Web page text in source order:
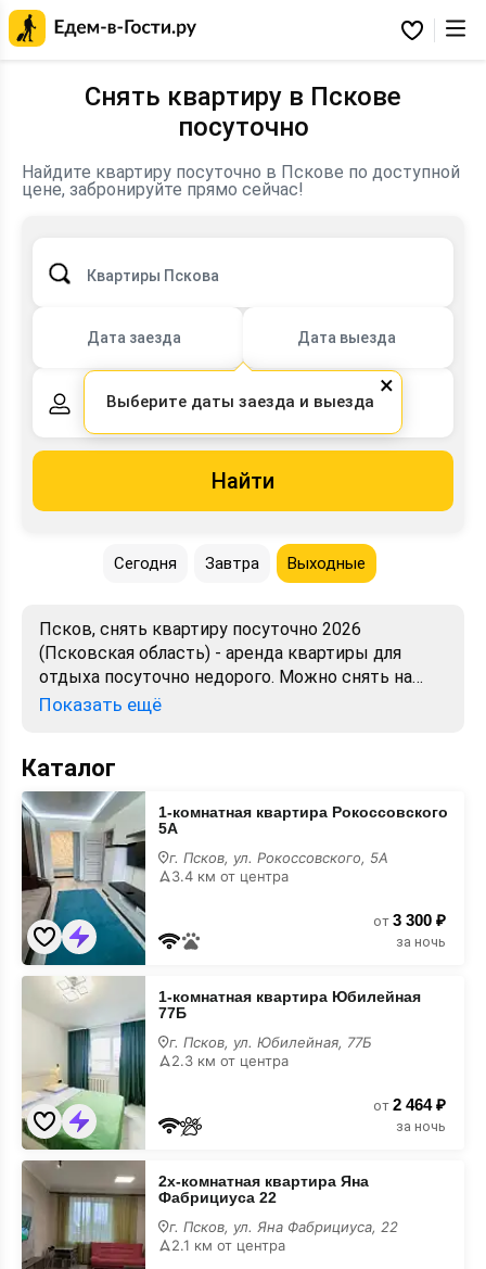
Избранное
Снять квартиру в Пскове
посуточно
Найдите квартиру посуточно в Пскове по доступной
цене, забронируйте прямо сейчас!
Квартиры Пскова
Дата заезда Дата выезда
2 взрослых,0 детей
Найти
Сегодня Завтра Выходные
Псков, снять квартиру посуточно 2026
(Псковская область) - аренда квартиры для
отдыха посуточно недорого. Можно снять на
сутки. Лучшие цены, отзывы, фото, карта.
Показать ещё
Каталог
1-
комнатная
квартира
Рокоссовского
5А
1-комнатная квартира Рокоссовского
5А
г. Псков, ул. Рокоссовского, 5А
3.4 км от центра
от 3 300 ₽
за ночь
1-
комнатная
Юбилейная
1-комнатная квартира Юбилейная
77Б
г. Псков, ул. Юбилейная, 77Б
2.3 км от центра
от 2 464 ₽
за ночь
2х-
комнатная
квартира
Яна
Фабрициуса
22
2х-комнатная квартира Яна
Фабрициуса 22
г. Псков, ул. Яна Фабрициуса, 22
2.1 км от центра
×
Выберите даты заезда и выезда